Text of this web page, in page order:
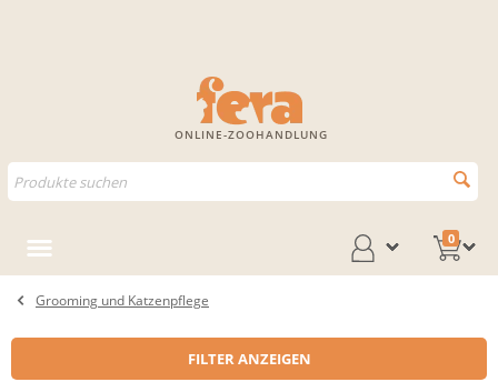
ONLINE-ZOOHANDLUNG
0
Grooming und Katzenpflege
FILTER ANZEIGEN